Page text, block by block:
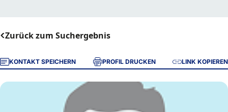
Zurück zum Suchergebnis
KONTAKT SPEICHERN PROFIL DRUCKEN LINK KOPIEREN